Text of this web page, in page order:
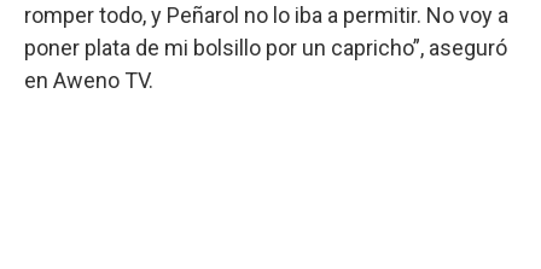
romper todo, y Peñarol no lo iba a permitir. No voy a
poner plata de mi bolsillo por un capricho”, aseguró
en Aweno TV.